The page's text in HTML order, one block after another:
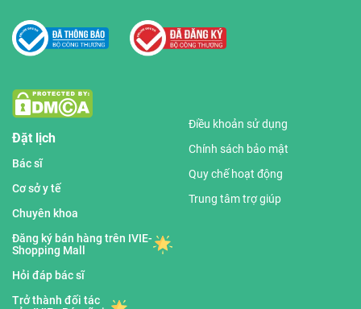
Đặt lịch
Bác sĩ
Cơ sở y tế
Chuyên khoa
Đăng ký bán hàng trên IVIE-
Shopping Mall
Hỏi đáp bác sĩ
Trở thành đối tác
Điều khoản sử dụng
Chính sách bảo mật
Quy chế hoạt động
Trung tâm trợ giúp